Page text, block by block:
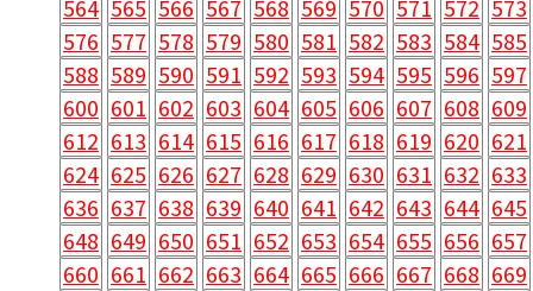
564 565 566 567 568 569 570 571 572 573
576 577 578 579 580 581 582 583 584 585
588 589 590 591 592 593 594 595 596 597
600 601 602 603 604 605 606 607 608 609
612 613 614 615 616 617 618 619 620 621
624 625 626 627 628 629 630 631 632 633
636 637 638 639 640 641 642 643 644 645
648 649 650 651 652 653 654 655 656 657
660 661 662 663 664 665 666 667 668 669